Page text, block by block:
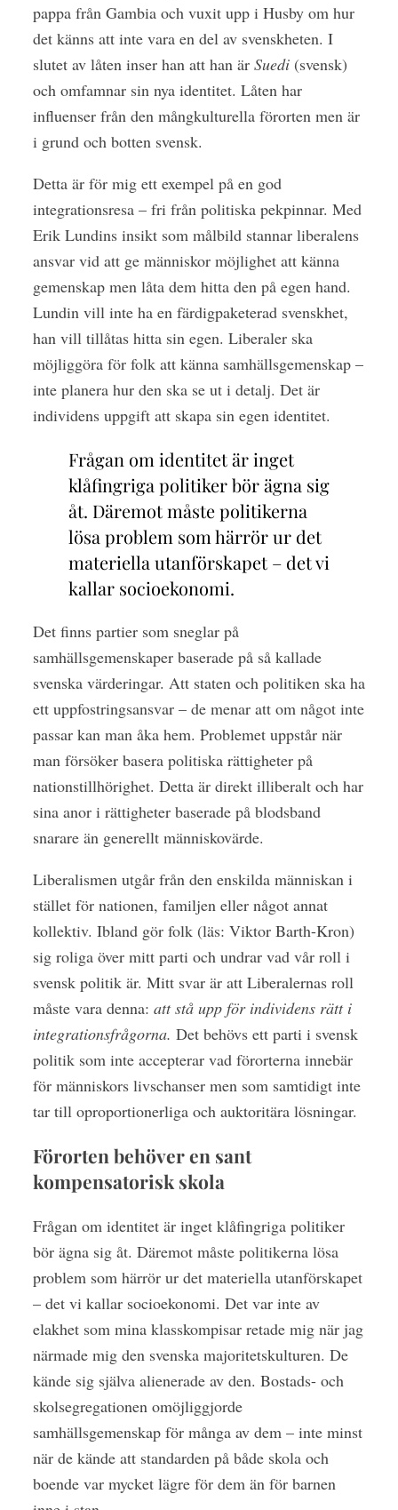
pappa från Gambia och vuxit upp i Husby om hur
det känns att inte vara en del av svenskheten. I
slutet av låten inser han att han är Suedi(svensk)
och omfamnar sin nya identitet. Låten har
influenser från den mångkulturella förorten men är
i grund och botten svensk.
Detta är för mig ett exempel på en god
integrationsresa – fri från politiska pekpinnar. Med
Erik Lundins insikt som målbild stannar liberalens
ansvar vid att ge människor möjlighet att känna
gemenskap men låta dem hitta den på egen hand.
Lundin vill inte ha en färdigpaketerad svenskhet,
han vill tillåtas hitta sin egen. Liberaler ska
möjliggöra för folk att känna samhällsgemenskap –
inte planera hur den ska se ut i detalj. Det är
individens uppgift att skapa sin egen identitet.
Frågan om identitet är inget
klåfingriga politiker bör ägna sig
åt. Däremot måste politikerna
lösa problem som härrör ur det
materiella utanförskapet – det vi
kallar socioekonomi.
Det finns partier som sneglar på
samhällsgemenskaper baserade på så kallade
svenska värderingar. Att staten och politiken ska ha
ett uppfostringsansvar – de menar att om något inte
passar kan man åka hem. Problemet uppstår när
man försöker basera politiska rättigheter på
nationstillhörighet. Detta är direkt illiberalt och har
sina anor i rättigheter baserade på blodsband
snarare än generellt människovärde.
Liberalismen utgår från den enskilda människan i
stället för nationen, familjen eller något annat
kollektiv. Ibland gör folk (läs: Viktor Barth-Kron)
sig roliga över mitt parti och undrar vad vår roll i
svensk politik är. Mitt svar är att Liberalernas roll
måste vara denna: att stå upp för individens rätt i
integrationsfrågorna. Det behövs ett parti i svensk
politik som inte accepterar vad förorterna innebär
för människors livschanser men som samtidigt inte
tar till oproportionerliga och auktoritära lösningar.
Förorten behöver en sant
kompensatorisk skola
Frågan om identitet är inget klåfingriga politiker
bör ägna sig åt. Däremot måste politikerna lösa
problem som härrör ur det materiella utanförskapet
– det vi kallar socioekonomi. Det var inte av
elakhet som mina klasskompisar retade mig när jag
närmade mig den svenska majoritetskulturen. De
kände sig själva alienerade av den. Bostads- och
skolsegregationen omöjliggjorde
samhällsgemenskap för många av dem – inte minst
när de kände att standarden på både skola och
boende var mycket lägre för dem än för barnen